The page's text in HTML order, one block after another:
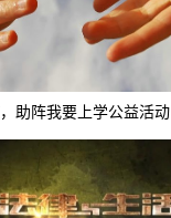
助阵我要上学公益活动